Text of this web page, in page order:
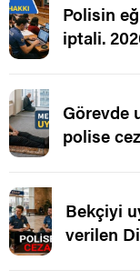
Polisin
iptali.
Görevde
polise
Bekçiyi
verilen